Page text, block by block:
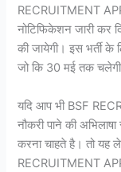
RECRUITMENT
नोटिफिकेशन जारी कर
की जायेगी। इस भर्ती के
जो कि 30 मई तक चलेगी
यदि आप भी BSF
नौकरी पाने की
करना चाहते है। तो यह
RECRUITMENT